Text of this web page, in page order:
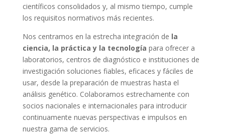
científicos consolidados y, al mismo tiempo, cumple
los requisitos normativos más recientes.
Nos centramos en la estrecha integración de la
ciencia, la práctica y la tecnología para ofrecer a
laboratorios, centros de diagnóstico e instituciones de
investigación soluciones fiables, eficaces y fáciles de
usar, desde la preparación de muestras hasta el
análisis genético. Colaboramos estrechamente con
socios nacionales e internacionales para introducir
continuamente nuevas perspectivas e impulsos en
nuestra gama de servicios.